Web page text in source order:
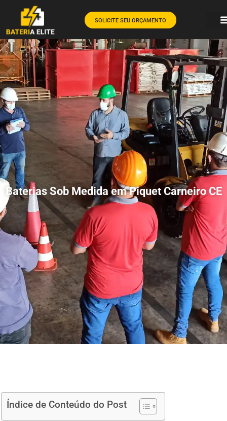
SOLICITE SEU ORÇAMENTO
Baterias Sob Medida em Piquet Carneiro CE
Índice de Conteúdo do Post